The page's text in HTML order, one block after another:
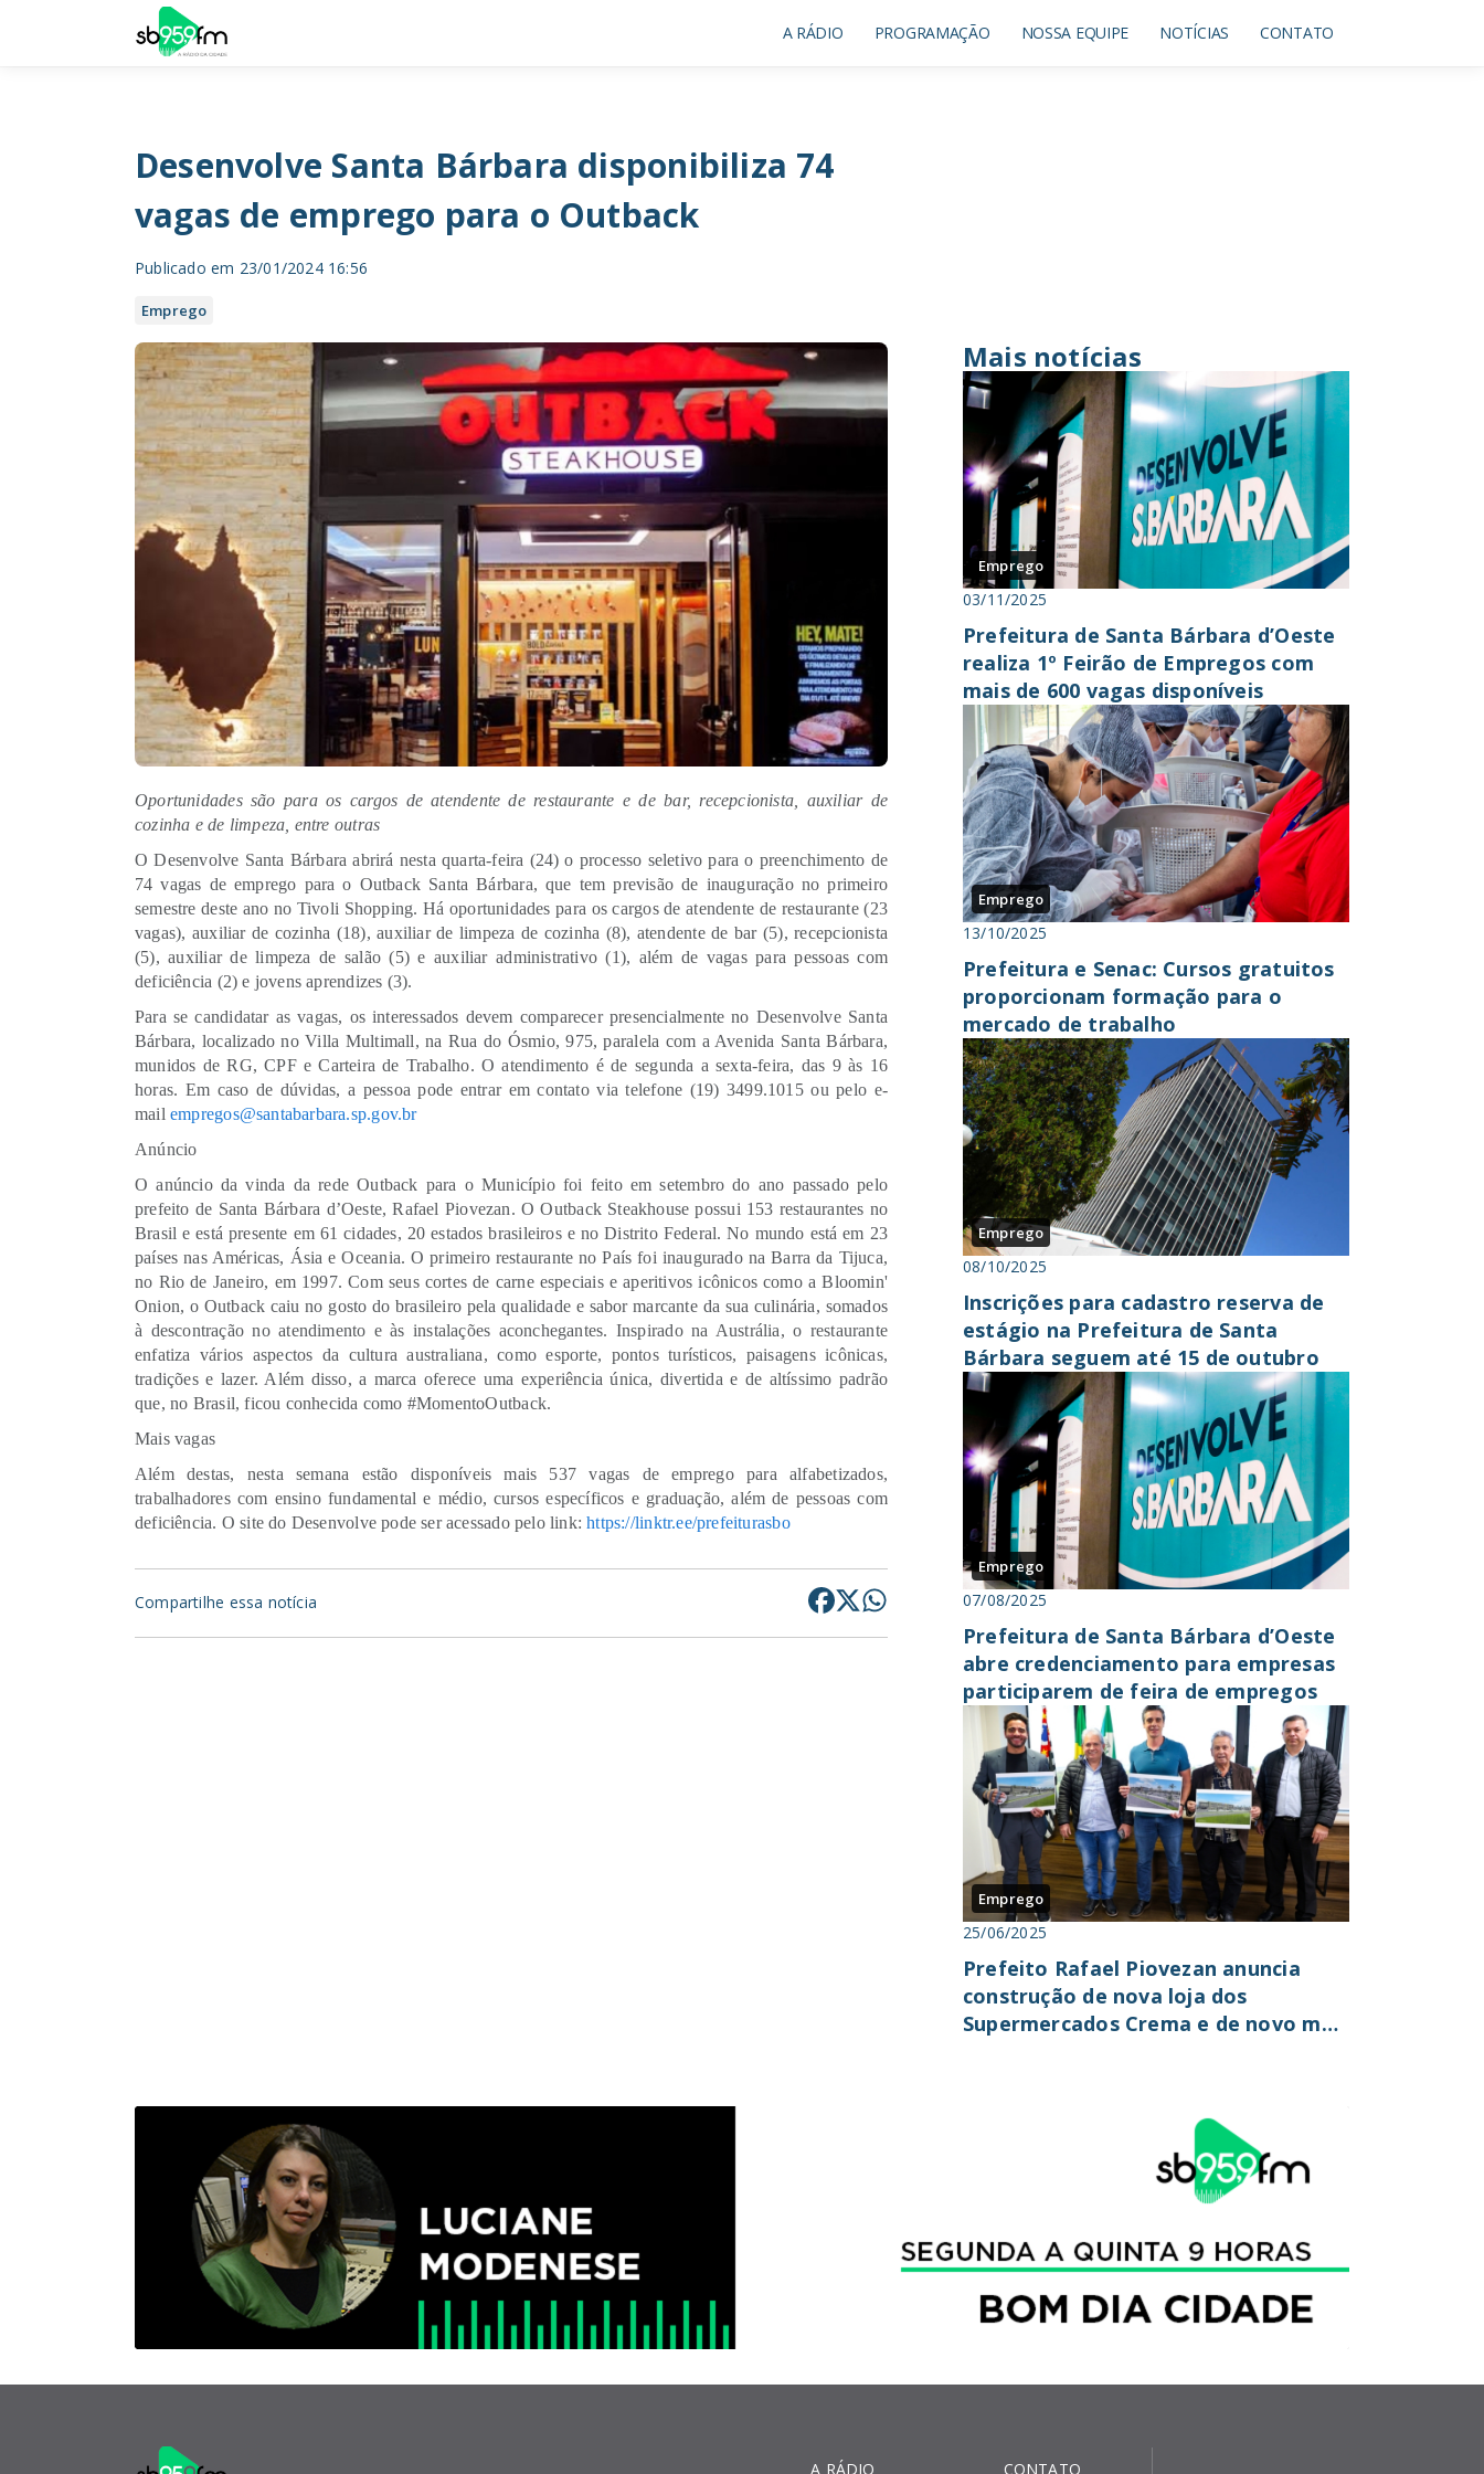
A RÁDIO PROGRAMAÇÃO NOSSA EQUIPE NOTÍCIAS CONTATO
Desenvolve Santa Bárbara disponibiliza 74
vagas de emprego para o Outback
Publicado em 23/01/2024 16:56
Emprego
Oportunidades são para os cargos de atendente de restaurante e de bar, recepcionista, auxiliar de
cozinha e de limpeza, entre outras
O Desenvolve Santa Bárbara abrirá nesta quarta-feira (24) o processo seletivo para o preenchimento de
74 vagas de emprego para o Outback Santa Bárbara, que tem previsão de inauguração no primeiro
semestre deste ano no Tivoli Shopping. Há oportunidades para os cargos de atendente de restaurante (23
vagas), auxiliar de cozinha (18), auxiliar de limpeza de cozinha (8), atendente de bar (5), recepcionista
(5), auxiliar de limpeza de salão (5) e auxiliar administrativo (1), além de vagas para pessoas com
deficiência (2) e jovens aprendizes (3).
Para se candidatar as vagas, os interessados devem comparecer presencialmente no Desenvolve Santa
Bárbara, localizado no Villa Multimall, na Rua do Ósmio, 975, paralela com a Avenida Santa Bárbara,
munidos de RG, CPF e Carteira de Trabalho. O atendimento é de segunda a sexta-feira, das 9 às 16
horas. Em caso de dúvidas, a pessoa pode entrar em contato via telefone (19) 3499.1015 ou pelo e-
mailempregos@santabarbara.sp.gov.br
Anúncio
O anúncio da vinda da rede Outback para o Município foi feito em setembro do ano passado pelo
prefeito de Santa Bárbara d’Oeste, Rafael Piovezan. O Outback Steakhouse possui 153 restaurantes no
Brasil e está presente em 61 cidades, 20 estados brasileiros e no Distrito Federal. No mundo está em 23
países nas Américas, Ásia e Oceania. O primeiro restaurante no País foi inaugurado na Barra da Tijuca,
no Rio de Janeiro, em 1997. Com seus cortes de carne especiais e aperitivos icônicos como a Bloomin'
Onion, o Outback caiu no gosto do brasileiro pela qualidade e sabor marcante da sua culinária, somados
à descontração no atendimento e às instalações aconchegantes. Inspirado na Austrália, o restaurante
enfatiza vários aspectos da cultura australiana, como esporte, pontos turísticos, paisagens icônicas,
tradições e lazer. Além disso, a marca oferece uma experiência única, divertida e de altíssimo padrão
que, no Brasil, ficou conhecida como #MomentoOutback.
Mais vagas
Além destas, nesta semana estão disponíveis mais 537 vagas de emprego para alfabetizados,
trabalhadores com ensino fundamental e médio, cursos específicos e graduação, além de pessoas com
deficiência. O site do Desenvolve pode ser acessado pelo link:https://linktr.ee/prefeiturasbo
Compartilhe essa notícia
Mais notícias
Emprego
03/11/2025
Prefeitura de Santa Bárbara d’Oeste
realiza 1º Feirão de Empregos com
mais de 600 vagas disponíveis
Emprego
13/10/2025
Prefeitura e Senac: Cursos gratuitos
proporcionam formação para o
mercado de trabalho
Emprego
08/10/2025
Inscrições para cadastro reserva de
estágio na Prefeitura de Santa
Bárbara seguem até 15 de outubro
Emprego
07/08/2025
Prefeitura de Santa Bárbara d’Oeste
abre credenciamento para empresas
participarem de feira de empregos
Emprego
25/06/2025
Prefeito Rafael Piovezan anuncia
construção de nova loja dos
Supermercados Crema e de novo mall
A RÁDIO CONTATO